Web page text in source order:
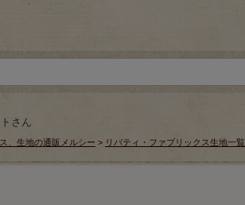
さん
、生地の通販メルシー > リバティ・ファブリックス生地一覧